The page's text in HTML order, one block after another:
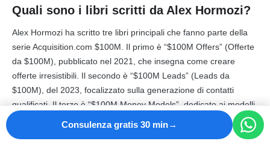
Quali sono i libri scritti da Alex Hormozi?
Alex Hormozi ha scritto tre libri principali che fanno parte della
serie Acquisition.com $100M. Il primo è “$100M Offers” (Offerte
da $100M), pubblicato nel 2021, che insegna come creare
offerte irresistibili. Il secondo è “$100M Leads” (Leads da
$100M), del 2023, focalizzato sulla generazione di contatti
qualificati. Il terzo è “$100M Money Models”, dedicato ai modelli
venduto complessivamente oltre un milione di copie e sono
Consulenza gratis 30 min